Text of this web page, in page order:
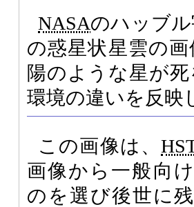
NASAのハッブ
の惑星状星雲の
陽のような星が
環境の違いを反映
この画像は、
画像から一般向
のを選び後世に